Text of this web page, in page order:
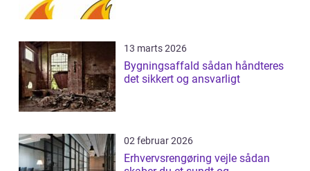
13 marts 2026
Bygningsaffald sådan håndteres
det sikkert og ansvarligt
02 februar 2026
Erhvervsrengøring vejle sådan